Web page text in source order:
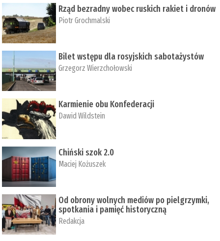
Rząd bezradny wobec ruskich rakiet i dronów
Piotr Grochmalski
Bilet wstępu dla rosyjskich sabotażystów
Grzegorz Wierzchołowski
Karmienie obu Konfederacji
Dawid Wildstein
Chiński szok 2.0
Maciej Kożuszek
Od obrony wolnych mediów po pielgrzymki,
spotkania i pamięć historyczną
Redakcja